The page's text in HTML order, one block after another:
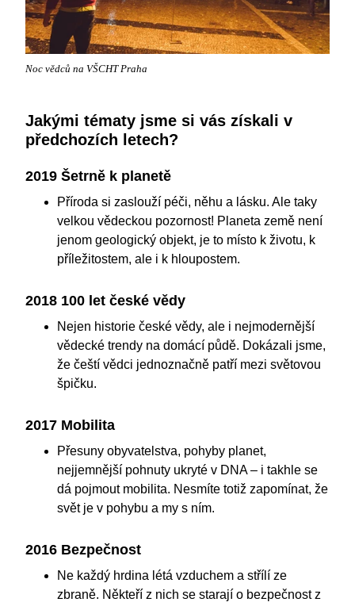
Noc vědců na VŠCHT Praha
Jakými tématy jsme si vás získali v
předchozích letech?
2019 Šetrně k planetě
Příroda si zaslouží péči, něhu a lásku. Ale taky
velkou vědeckou pozornost! Planeta země není
jenom geologický objekt, je to místo k životu, k
příležitostem, ale i k hloupostem.
2018 100 let české vědy
Nejen historie české vědy, ale i nejmodernější
vědecké trendy na domácí půdě. Dokázali jsme,
že čeští vědci jednoznačně patří mezi světovou
špičku.
2017 Mobilita
Přesuny obyvatelstva, pohyby planet,
nejjemnější pohnuty ukryté v DNA – i takhle se
dá pojmout mobilita. Nesmíte totiž zapomínat, že
svět je v pohybu a my s ním.
2016 Bezpečnost
Ne každý hrdina létá vzduchem a střílí ze
zbraně. Někteří z nich se starají o bezpečnost z